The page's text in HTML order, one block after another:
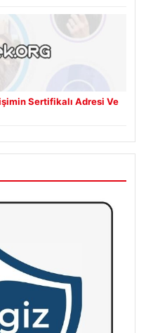
Sertifikalı Adresi Ve